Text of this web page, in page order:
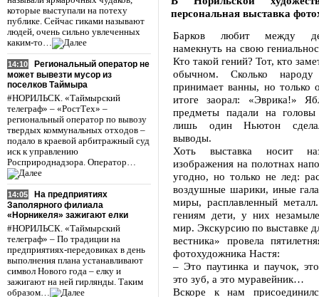
которые выступали на потеху
публике. Сейчас гиками называют
людей, очень сильно увлеченных
каким-то…
14:10
Региональный оператор не
может вывезти мусор из
поселков Таймыра
#НОРИЛЬСК. «Таймырский
телеграф» – «РостТех» –
региональный оператор по вывозу
твердых коммунальных отходов –
подало в краевой арбитражный суд
иск к управлению
Росприроднадзора. Оператор…
14:05
На предприятиях
Заполярного филиала
«Норникеля» зажигают елки
#НОРИЛЬСК. «Таймырский
телеграф» – По традиции на
предприятиях-передовиках в день
выполнения плана устанавливают
символ Нового года – елку и
зажигают на ней гирлянды. Таким
образом…
персональная выставка
Барков любит между
намекнуть на свою
Кто такой гений? Тот, кто
обычном. Сколько
принимает ванны, но только
итоге заорал: «Эврика!»
предметы падали на
лишь один Ньютон
выводы.
Хоть выставка носит
изображения на полотнах
угодно, но только не лед:
воздушные шарики, иные
миры, расплавленный
гениям дети, у них
мир. Экскурсию по выставке
вестника» провела
фотохудожника Настя:
– Это паутинка и паучок,
это зуб, а это муравейник…
Вскоре к нам